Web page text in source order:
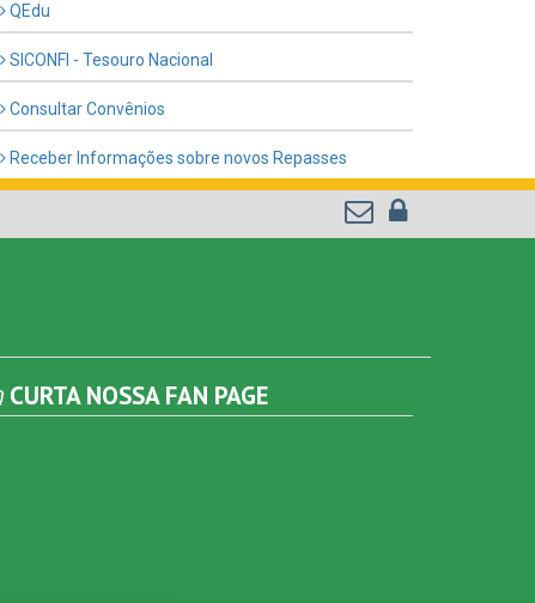
QEdu
SICONFI - Tesouro Nacional
Consultar Convênios
Receber Informações sobre novos Repasses
CURTA NOSSA FAN PAGE